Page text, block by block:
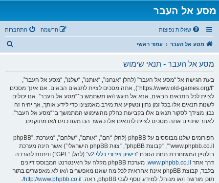
מסע אל העבר
שאלות נפוצות התחברות הרשמה
מסע אל העבר עמוד ראשי
מסע אל העבר - תנאי שימוש
בעת הגישה אל “מסע אל העבר” (להלן “אנחנו”, “אותנו”, “שלנו”, “מסע אל העבר”,
“https://www.old-games.org/f”), אתה מסכים לציית לתנאים הבאים. אם אינך מסכים
לציית לכל התנאים הבאים, אנא אל תיגש ו/או תשתמש ב־“מסע אל העבר”. אנו יכולים
לשנות תנאים אלו בכל זמן נתון ונשקיע את מירב מאמצינו כדי לידע אותך, אך יהיה זה
נבון מצידך לסקור תנאים אלו בקביעות כחלק מהשימוש המתמשך ב־“מסע אל העבר”.
לאחר שינויים אתה מסכים לציית לתנאים אלו כאשר הם מעודכנים ו/או מתוקנים.
הפורומים שלנו מבוססים על phpBB (להלן “הם”, “אותם”, “שלהם”, “מערכת phpBB”,
“www.phpbb.co.il”, “קבוצת phpBB”, “צוות phpBB הישראלי”) אשר הינה מערכת
בולטיין המשוחררת תחת הסכם “רישיון ציבורי כללי v2
” (להלן “GPL”) וניתנת להורדה
דרך אתר www.phpbb.co.il
. מערכת phpBB מקלה על האינטרנט המבוסס דיונים
בלבד, קבוצת phpBB אינה אחראית לכל מה שאנו מאפשרים ו/או לא מאפשרים בתור
תוכן מורשה ו/או מנוהל. למידע נוסף לגבי phpBB, ראה:
http://www.phpbb.co.il/
.